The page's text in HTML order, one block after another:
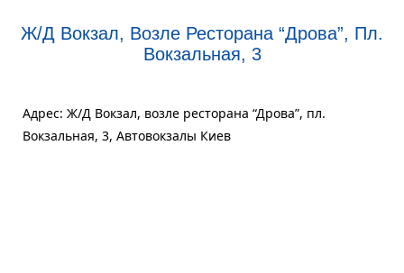
Ж/Д Вокзал, Возле Ресторана “Дрова”, Пл.
Вокзальная, 3
Адрес: Ж/Д Вокзал, возле ресторана “Дрова”, пл.
Вокзальная, 3, Автовокзалы Киев